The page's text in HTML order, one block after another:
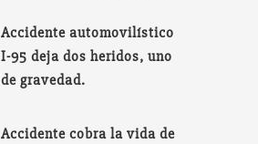
Accidente automovilístico
I-95 deja dos heridos, uno
de gravedad.
Accidente cobra la vida de